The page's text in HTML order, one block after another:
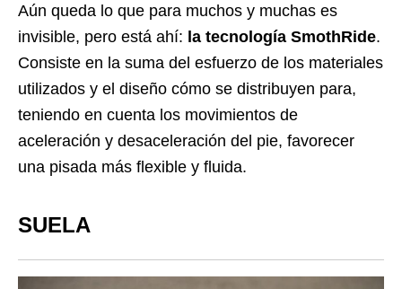
Aún queda lo que para muchos y muchas es
invisible, pero está ahí: la tecnología SmothRide.
Consiste en la suma del esfuerzo de los materiales
utilizados y el diseño cómo se distribuyen para,
teniendo en cuenta los movimientos de
aceleración y desaceleración del pie, favorecer
una pisada más flexible y fluida.
SUELA